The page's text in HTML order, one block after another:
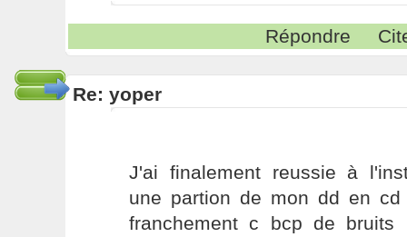
Répondre
Re: yoper
J'ai finalement reussie à
une partion de mon dd en cd
franchement c bcp de